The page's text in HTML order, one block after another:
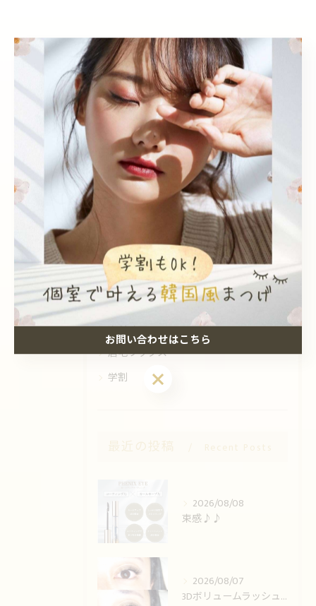
< 前のページ 一覧に戻る 次のページ >
カテゴリー Categories
全てのカテゴリー
Sea pear 深井店
韓国風
個室
エクステ
眉毛ワックス
学割
最近の投稿 Recent Posts
2026/08/08
束感♪♪
2026/08/07
3Dボリュームラッシュ🌟
お問い合わせはこちら
お問い合わせはこちら